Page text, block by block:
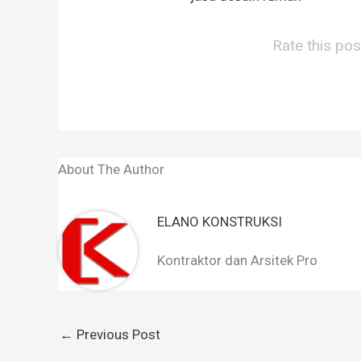
Rate this
About The Author
ELANO KONSTRUKSI
Kontraktor dan Arsitek Pro
← Previous Post